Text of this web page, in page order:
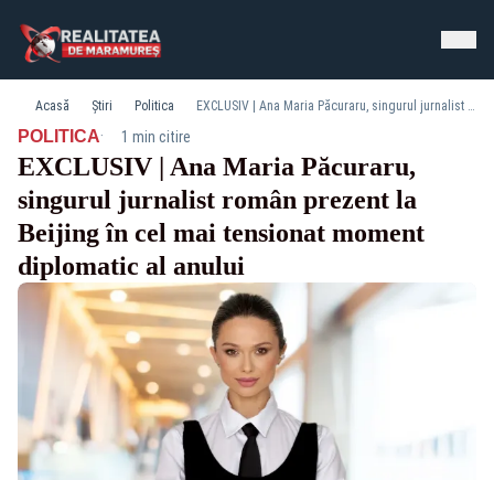
Acasă Știri Politica EXCLUSIV | Ana Maria Păcuraru, singurul jurnalist român prezent la Beijing în cel mai tensionat moment diplomatic al anului
POLITICA· 1 min citire
EXCLUSIV | Ana Maria Păcuraru,
singurul jurnalist român prezent la
Beijing în cel mai tensionat moment
diplomatic al anului